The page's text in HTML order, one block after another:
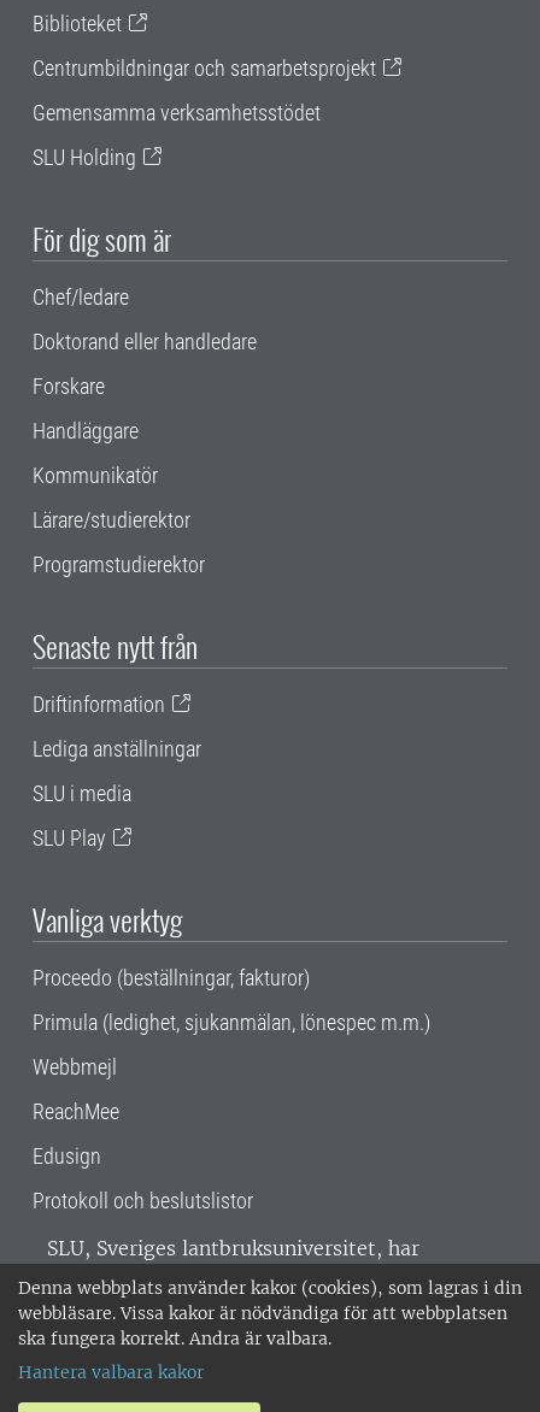
Denna webbplats använder kakor (cookies), som lagras i din
webbläsare. Vissa kakor är nödvändiga för att webbplatsen
ska fungera korrekt. Andra är valbara.
Hantera valbara kakor
Biblioteket
Centrumbildningar och samarbetsprojekt
Gemensamma verksamhetsstödet
SLU Holding
För dig som är
Chef/ledare
Doktorand eller handledare
Forskare
Handläggare
Kommunikatör
Lärare/studierektor
Programstudierektor
Senaste nytt från
Driftinformation
Lediga anställningar
SLU i media
SLU Play
Vanliga verktyg
Proceedo (beställningar, fakturor)
Primula (ledighet, sjukanmälan, lönespec m.m.)
Webbmejl
ReachMee
Edusign
Protokoll och beslutslistor
SLU, Sveriges lantbruksuniversitet, har
verksamhet över hela Sverige. Huvudorter är
Alnarp, Uppsala och Umeå.SLU är
miljöcertifierat enligt ISO 14001. •
018-67 10 00 • Org nr: 202100-2817 •